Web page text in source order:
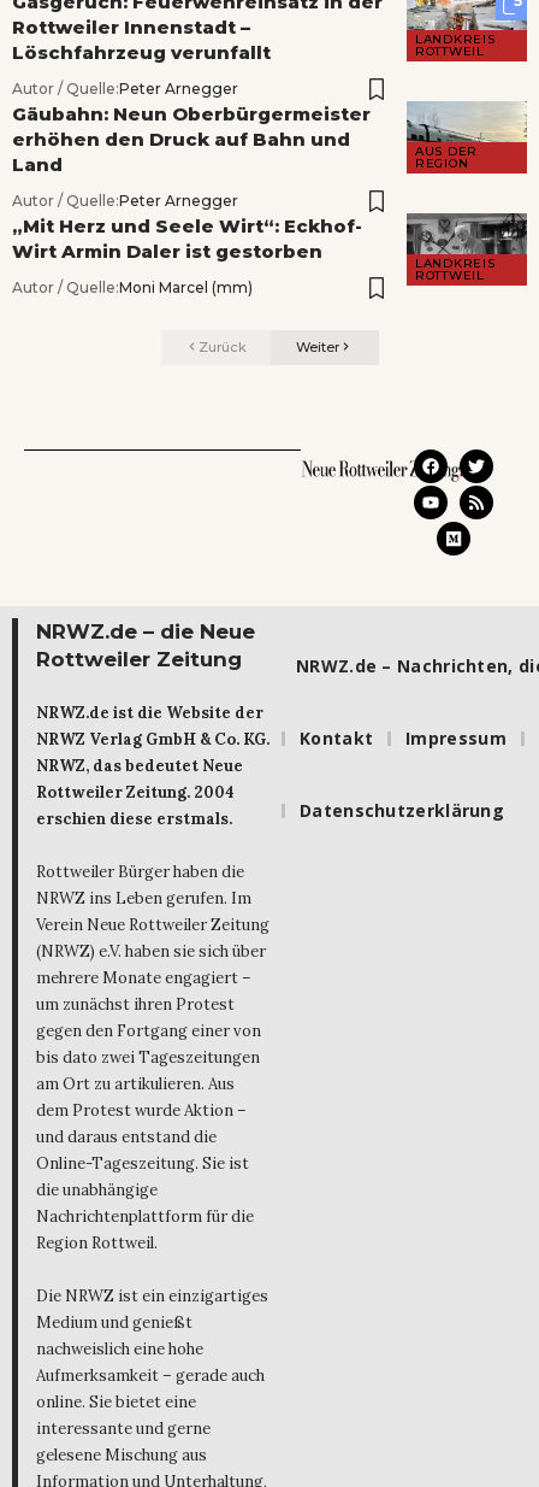
LANDKREIS
ROTTWEIL
Rottweiler Innenstadt –
Löschfahrzeug verunfallt
Autor / Quelle:Peter Arnegger
AUS DER
REGION
Gäubahn: Neun Oberbürgermeister
erhöhen den Druck auf Bahn und
Land
Autor / Quelle:Peter Arnegger
LANDKREIS
ROTTWEIL
„Mit Herz und Seele Wirt“: Eckhof-
Wirt Armin Daler ist gestorben
Autor / Quelle:Moni Marcel (mm)
Zurück Weiter
NRWZ.de – die Neue
Rottweiler Zeitung
NRWZ.de ist die Website der
NRWZ Verlag GmbH & Co. KG.
NRWZ, das bedeutet Neue
Rottweiler Zeitung. 2004
erschien diese erstmals.
Rottweiler Bürger haben die
NRWZ ins Leben gerufen. Im
Verein Neue Rottweiler Zeitung
(NRWZ) e.V. haben sie sich über
mehrere Monate engagiert –
um zunächst ihren Protest
gegen den Fortgang einer von
bis dato zwei Tageszeitungen
am Ort zu artikulieren. Aus
dem Protest wurde Aktion –
und daraus entstand die
Online-Tageszeitung. Sie ist
die unabhängige
Nachrichtenplattform für die
Region Rottweil.
Die NRWZ ist ein einzigartiges
Medium und genießt
nachweislich eine hohe
Aufmerksamkeit – gerade auch
online. Sie bietet eine
interessante und gerne
gelesene Mischung aus
Information und Unterhaltung,
NRWZ.de – Nachrichten,
Kontakt Impressum
Datenschutzerklärung